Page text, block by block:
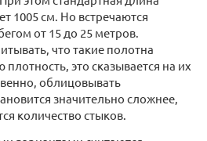
1005 см. Но встречаются
от 15 до 25 метров.
что такие полотна
это сказывается на их
облицовывать
значительно сложнее,
количество стыков.